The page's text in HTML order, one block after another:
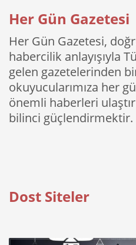
Her Gün Gazetesi
Her Gün Gazetesi,
habercilik anlayışıyla
gelen gazetelerinden
okuyucularımıza her
önemli haberleri
bilinci güçlendirmektir.
Dost Siteler